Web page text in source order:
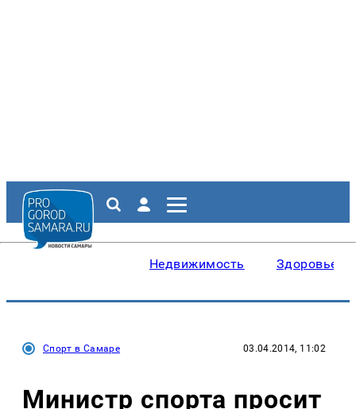
Недвижимость Здоровье
Спорт в Самаре 03.04.2014, 11:02
Министр спорта просит